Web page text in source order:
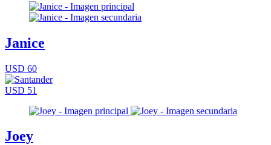
Janice
USD 60
USD 51
Joey